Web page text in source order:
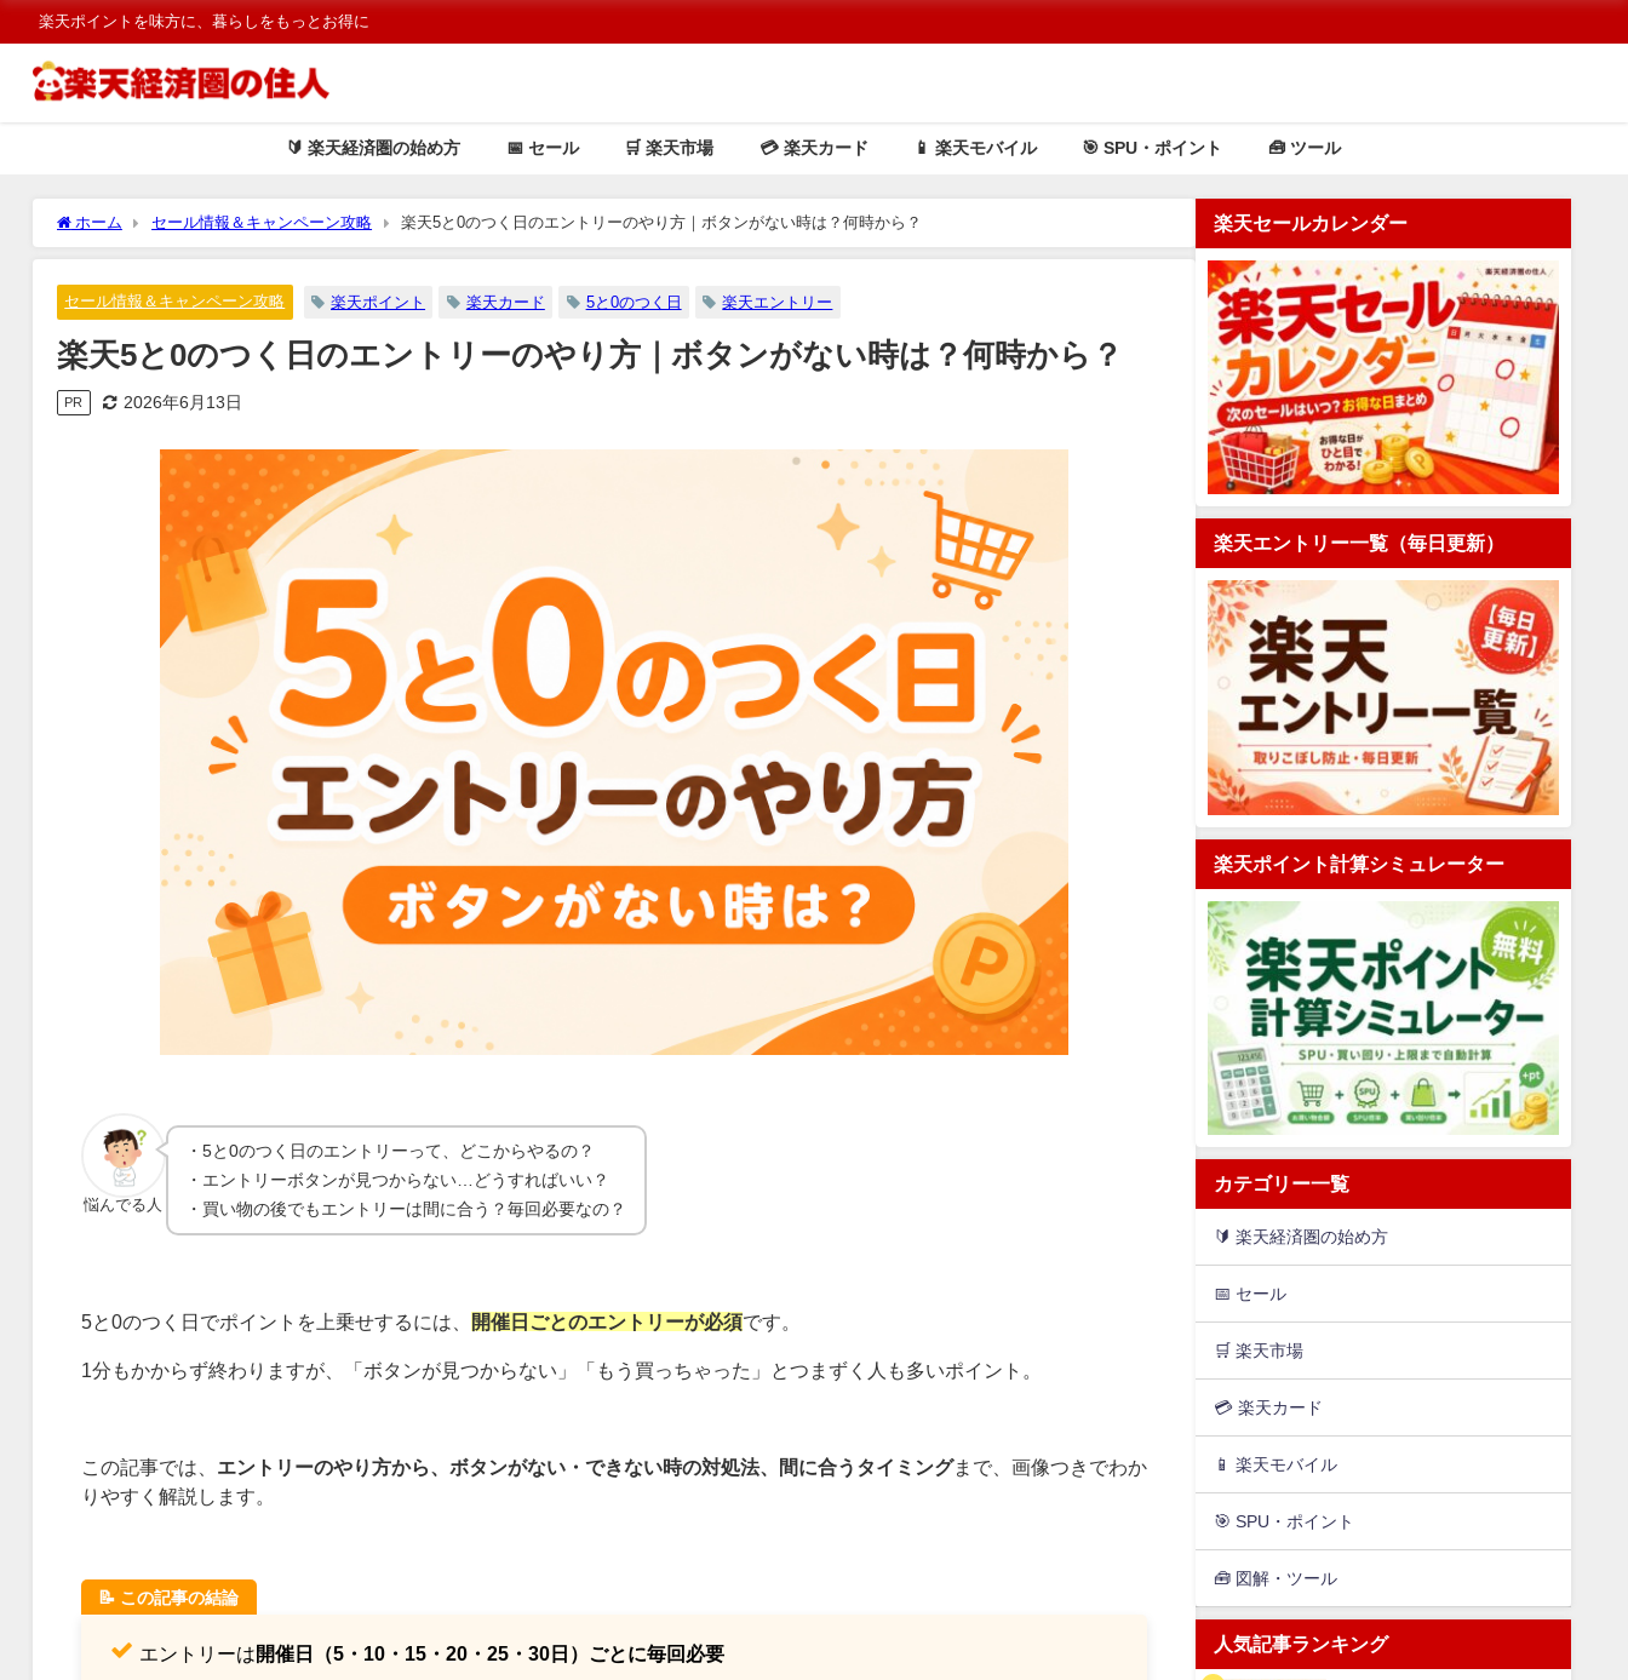
楽天ポイントを味方に、暮らしをもっとお得に
🔰 楽天経済圏の始め方 📅 セール 🛒 楽天市場 💳️ 楽天カード 📱 楽天モバイル 🎯 SPU・ポイント 🧰 ツール
ホーム セール情報＆キャンペーン攻略 楽天5と0のつく日のエントリーのやり方｜ボタンがない時は？何時から？
セール情報＆キャンペーン攻略 楽天ポイント 楽天カード 5と0のつく日 楽天エントリー
楽天5と0のつく日のエントリーのやり方｜ボタンがない時は？何時から？
PR 2026年6月13日
悩んでる人
・5と0のつく日のエントリーって、どこからやるの？
・エントリーボタンが見つからない…どうすればいい？
・買い物の後でもエントリーは間に合う？毎回必要なの？
5と0のつく日でポイントを上乗せするには、 開催日ごとのエントリーが必須です。
1分もかからず終わりますが、「ボタンが見つからない」「もう買っちゃった」とつまずく人も多いポイント。
この記事では、 エントリーのやり方から、ボタンがない・できない時の対処法、間に合うタイミングまで、画像つきでわか
りやすく解説します。
📝 この記事の結論
エントリーは開催日（5・10・15・20・25・30日）ごとに毎回必要
楽天セールカレンダー
楽天エントリー一覧（毎日更新）
楽天ポイント計算シミュレーター
カテゴリー一覧
🔰 楽天経済圏の始め方
📅 セール
🛒 楽天市場
💳️ 楽天カード
📱 楽天モバイル
🎯 SPU・ポイント
🧰 図解・ツール
人気記事ランキング